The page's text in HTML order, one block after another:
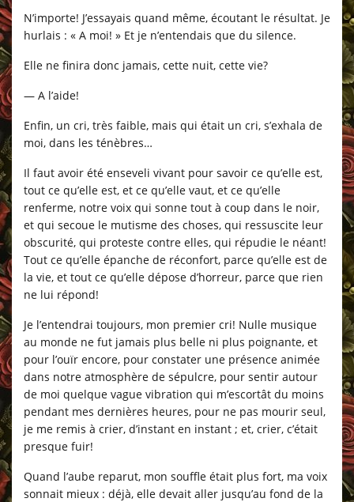
N’importe! J’essayais quand même, écoutant le résultat. Je
hurlais : « A moi! » Et je n’entendais que du silence.
Elle ne finira donc jamais, cette nuit, cette vie?
— A l’aide!
Enfin, un cri, très faible, mais qui était un cri, s’exhala de
moi, dans les ténèbres…
Il faut avoir été enseveli vivant pour savoir ce qu’elle est,
tout ce qu’elle est, et ce qu’elle vaut, et ce qu’elle
renferme, notre voix qui sonne tout à coup dans le noir,
et qui secoue le mutisme des choses, qui ressuscite leur
obscurité, qui proteste contre elles, qui répudie le néant!
Tout ce qu’elle épanche de réconfort, parce qu’elle est de
la vie, et tout ce qu’elle dépose d’horreur, parce que rien
ne lui répond!
Je l’entendrai toujours, mon premier cri! Nulle musique
au monde ne fut jamais plus belle ni plus poignante, et
pour l’ouïr encore, pour constater une présence animée
dans notre atmosphère de sépulcre, pour sentir autour
de moi quelque vague vibration qui m’escortât du moins
pendant mes dernières heures, pour ne pas mourir seul,
je me remis à crier, d’instant en instant ; et, crier, c’était
presque fuir!
Quand l’aube reparut, mon souffle était plus fort, ma voix
sonnait mieux : déjà, elle devait aller jusqu’au fond de la